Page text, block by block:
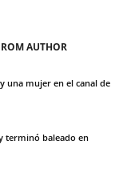
AUTHOR
una mujer en el canal de
terminó baleado en